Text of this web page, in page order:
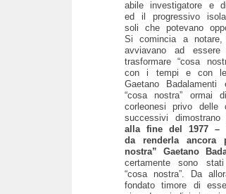
abile investigatore e
ed il progressivo
soli che potevano
Si comincia a
avviavano ad
trasformare “cosa
con i tempi e con le
Gaetano
“cosa nostra” ormai
corleonesi privo delle
successivi
alla fine del 1977 –
da renderla
nostra” Gaetano
certamente sono
“cosa nostra”. Da
fondato timore di